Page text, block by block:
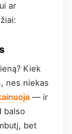
ar
Kiek
nes niekas
— ir
balso
bet